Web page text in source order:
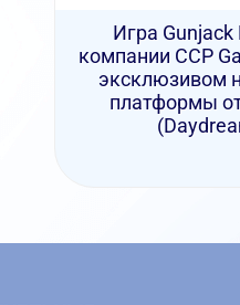
Игра Gunjack
компании CCP
эксклюзивом
платформы